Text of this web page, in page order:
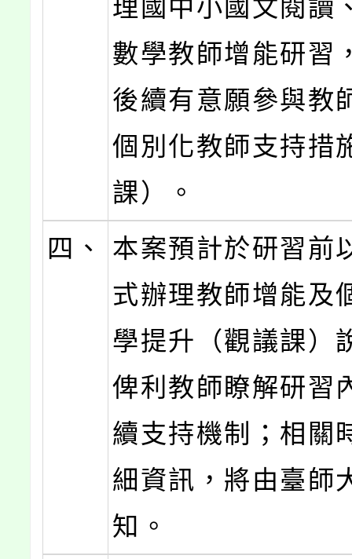
理國中小國文閱讀
數學教師增能研習
後續有意願參與教
個別化教師支持措
課）。
四、
本案預計於研習前
式辦理教師增能及
學提升（觀議課）
俾利教師瞭解研習
續支持機制；相關
細資訊，將由臺師
知。